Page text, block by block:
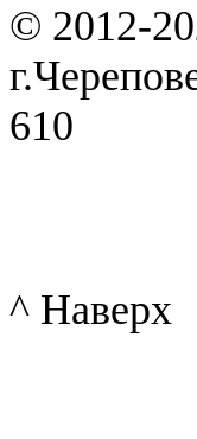
© 2012-
610
^ Наверх